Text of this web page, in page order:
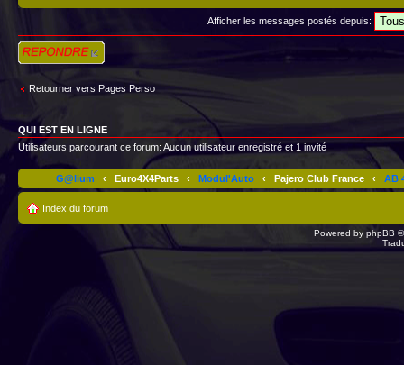
Afficher les messages postés depuis:
Répondre
Retourner vers Pages Perso
QUI EST EN LIGNE
Utilisateurs parcourant ce forum: Aucun utilisateur enregistré et 1 invité
G@lium ‹ Euro4X4Parts ‹ Modul'Auto ‹ Pajero Club France ‹ AB
Index du forum
Powered by phpBB